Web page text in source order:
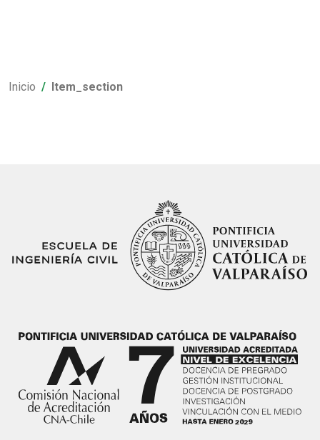
Inicio Item_section